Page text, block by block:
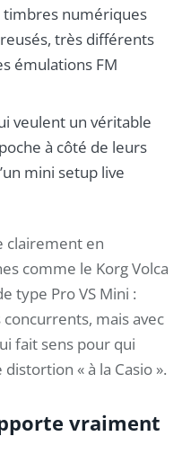
timbres numériques
très différents
émulations FM
veulent un véritable
à côté de leurs
mini setup live
clairement en
comme le Korg Volca
type Pro VS Mini :
mais avec
fait sens pour qui
« à la Casio ».
vraiment